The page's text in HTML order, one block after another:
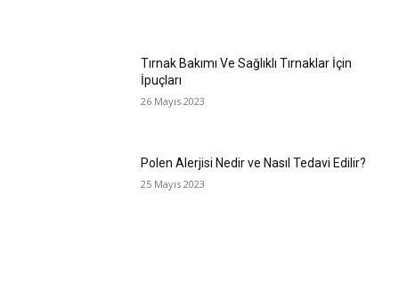
Tırnak Bakımı Ve Sağlıklı Tırnaklar İçin
İpuçları
26 Mayıs 2023
Polen Alerjisi Nedir ve Nasıl Tedavi Edilir?
25 Mayıs 2023